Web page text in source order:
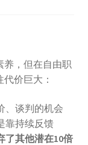
养，但在自由职
价巨大：
、谈判的机会
靠持续反馈
了其他潜在10倍